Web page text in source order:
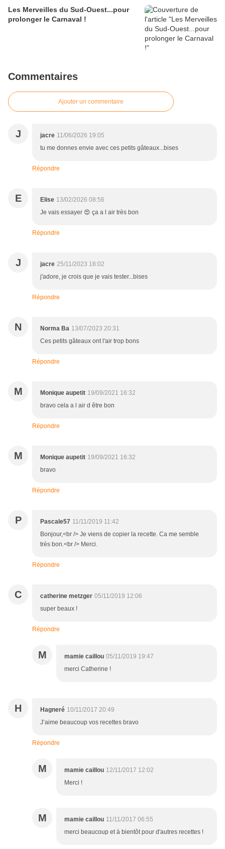
Les Merveilles du Sud-Ouest...pour
prolonger le Carnaval !
Commentaires
Ajouter un commentaire
J jacre 11/06/2026 19:05
tu me donnes envie avec ces petits gâteaux...bises
Répondre
E Elise 13/02/2026 08:56
Je vais essayer 😍 ça a l air très bon
Répondre
J jacre 25/11/2023 18:02
j'adore, je crois que je vais tester...bises
Répondre
N Norma Ba 13/07/2023 20:31
Ces petits gâteaux ont l'air trop bons
Répondre
M Monique aupetit 19/09/2021 16:32
bravo cela a l air d être bon
Répondre
M Monique aupetit 19/09/2021 16:32
bravo
Répondre
P Pascale57 11/11/2019 11:42
Bonjour,<br /> Je viens de copier la recette. Ca me semble
très bon.<br /> Merci.
Répondre
C catherine metzger 05/11/2019 12:06
super beaux !
Répondre
M mamie caillou 05/11/2019 19:47
merci Catherine !
H Hagneré 10/11/2017 20:49
J’aime beaucoup vos recettes bravo
Répondre
M mamie caillou 12/11/2017 12:02
Merci !
M mamie caillou 11/11/2017 06:55
merci beaucoup et à bientôt pour d'autres recettes !